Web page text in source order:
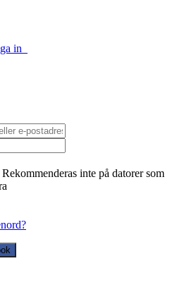
in
Rekommenderas inte på datorer som